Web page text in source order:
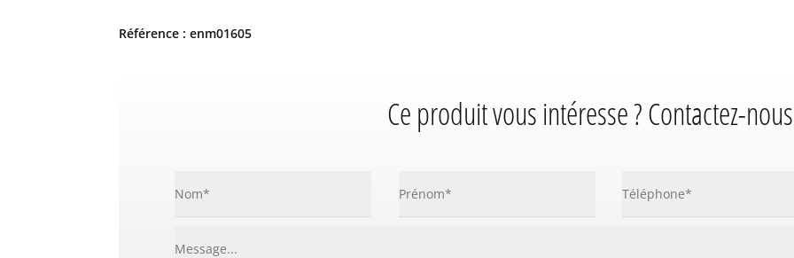
Référence : enm01605
Ce produit vous intéresse ? Contactez-